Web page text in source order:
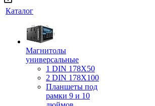
Каталог
Магнитолы
универсальные
1 DIN 178X50
2 DIN 178X100
Планшеты под
рамки 9 и 10